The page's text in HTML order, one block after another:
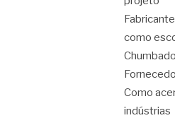
como
Como
indústrias